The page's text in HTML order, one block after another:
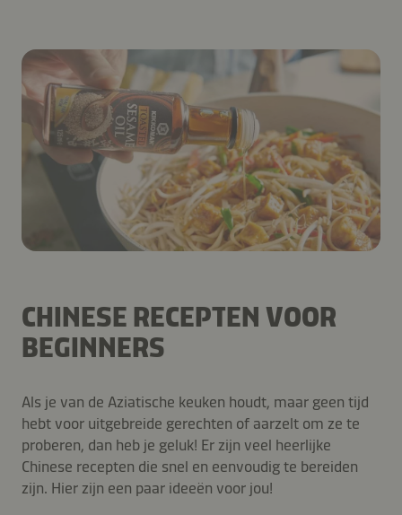
CHINESE RECEPTEN VOOR
BEGINNERS
Als je van de Aziatische keuken houdt, maar geen tijd
hebt voor uitgebreide gerechten of aarzelt om ze te
proberen, dan heb je geluk! Er zijn veel heerlijke
Chinese recepten die snel en eenvoudig te bereiden
zijn. Hier zijn een paar ideeën voor jou!